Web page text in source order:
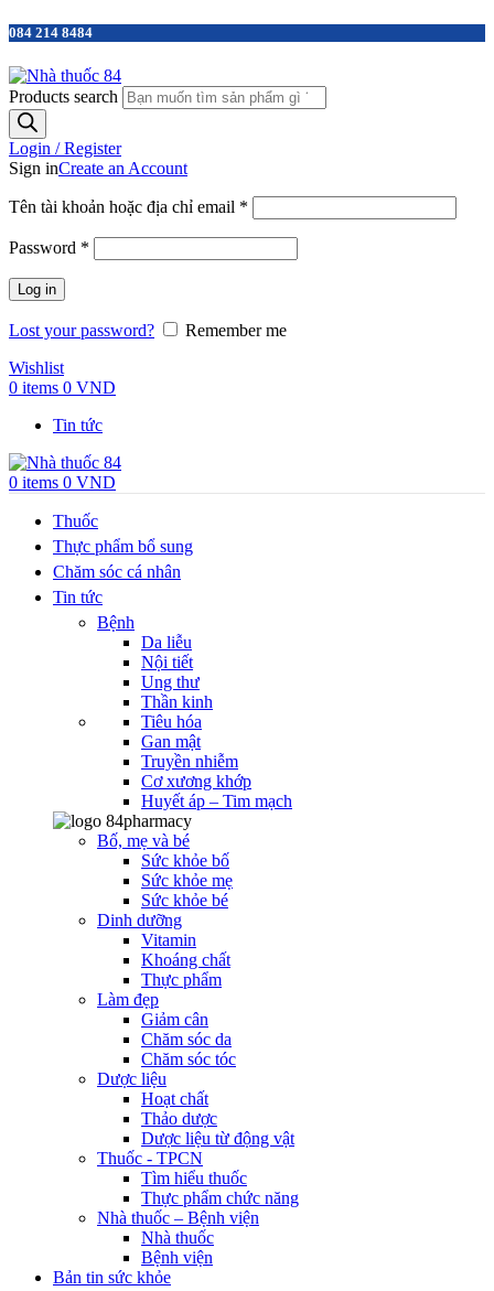
084 214 8484
Products search
Login / Register
Sign inCreate an Account
Tên tài khoản hoặc địa chỉ email *
Password *
Log in
Lost your password?
Remember me
Wishlist
0 items 0 VND
Tin tức
0 items 0 VND
Thuốc
Thực phẩm bổ sung
Chăm sóc cá nhân
Tin tức
Bệnh
Da liễu
Nội tiết
Ung thư
Thần kinh
Tiêu hóa
Gan mật
Truyền nhiễm
Cơ xương khớp
Huyết áp – Tim mạch
Bố, mẹ và bé
Sức khỏe bố
Sức khỏe mẹ
Sức khỏe bé
Dinh dưỡng
Vitamin
Khoáng chất
Thực phẩm
Làm đẹp
Giảm cân
Chăm sóc da
Chăm sóc tóc
Dược liệu
Hoạt chất
Thảo dược
Dược liệu từ động vật
Thuốc - TPCN
Tìm hiểu thuốc
Thực phẩm chức năng
Nhà thuốc – Bệnh viện
Nhà thuốc
Bệnh viện
Bản tin sức khỏe